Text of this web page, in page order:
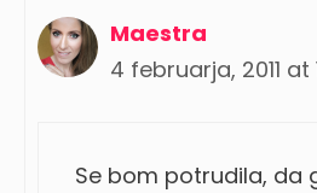
Maestra
4 februarja, 2011 at
Se bom potrudila, da